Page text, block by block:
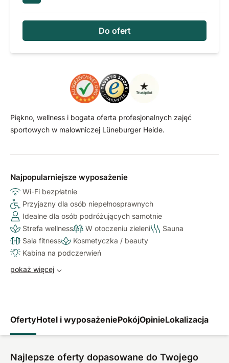
Do ofert
Piękno, wellness i bogata oferta profesjonalnych zajęć
sportowych w malowniczej Lüneburger Heide.
Najpopularniejsze wyposażenie
Wi-Fi bezpłatnie
Przyjazny dla osób niepełnosprawnych
Idealne dla osób podróżujących samotnie
Strefa wellness
W otoczeniu zieleni
Sauna
Sala fitness
Kosmetyczka / beauty
Kabina na podczerwień
pokaż więcej
OfertyHotel i wyposażeniePokójOpinieLokalizacja
Najlepsze oferty dopasowane do Twojego